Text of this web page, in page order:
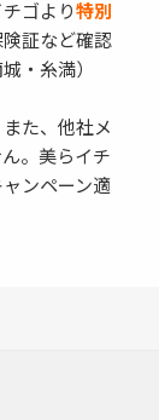
ゴより特別
証など確認
・糸満）
た、他社メ
。美らイチ
ンペーン適